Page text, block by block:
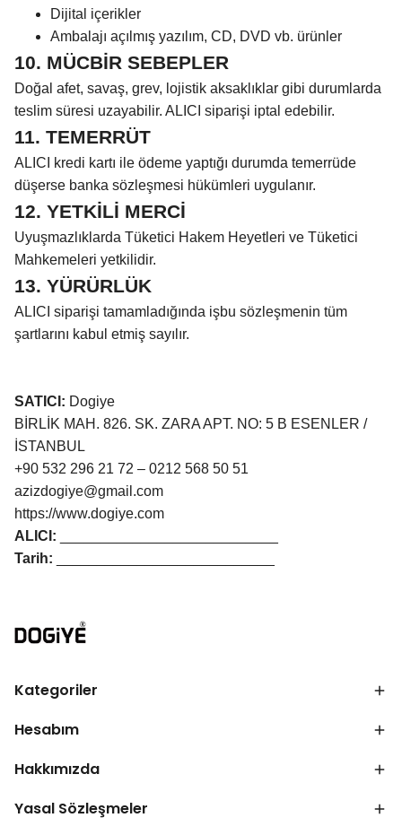
Dijital içerikler
Ambalajı açılmış yazılım, CD, DVD vb. ürünler
10. MÜCBİR SEBEPLER
Doğal afet, savaş, grev, lojistik aksaklıklar gibi durumlarda
teslim süresi uzayabilir. ALICI siparişi iptal edebilir.
11. TEMERRÜT
ALICI kredi kartı ile ödeme yaptığı durumda temerrüde
düşerse banka sözleşmesi hükümleri uygulanır.
12. YETKİLİ MERCİ
Uyuşmazlıklarda Tüketici Hakem Heyetleri ve Tüketici
Mahkemeleri yetkilidir.
13. YÜRÜRLÜK
ALICI siparişi tamamladığında işbu sözleşmenin tüm
şartlarını kabul etmiş sayılır.
SATICI: Dogiye
BİRLİK MAH. 826. SK. ZARA APT. NO: 5 B ESENLER /
İSTANBUL
+90 532 296 21 72 – 0212 568 50 51
azizdogiye@gmail.com
https://www.dogiye.com
ALICI:
Tarih:
Kategoriler
Hesabım
Hakkımızda
Yasal Sözleşmeler